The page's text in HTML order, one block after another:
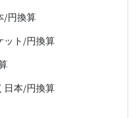
/円換算
ット/円換算
日本/円換算